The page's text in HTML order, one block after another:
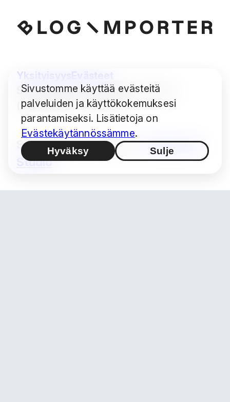
Yksityisyys Evästeet
Some images © Audrius Urbonas
(modified) — CC BY 4.0
Suunnittelu / Tuotanto:Hashimoto
Studio
Sivustomme käyttää evästeitä
palveluiden ja käyttökokemuksesi
parantamiseksi. Lisätietoja on
Evästekäytännössämme.
Hyväksy Sulje